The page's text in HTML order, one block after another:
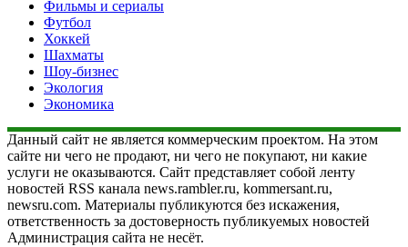
Фильмы и сериалы
Футбол
Хоккей
Шахматы
Шоу-бизнес
Экология
Экономика
Данный сайт не является коммерческим проектом. На этом
сайте ни чего не продают, ни чего не покупают, ни какие
услуги не оказываются. Сайт представляет собой ленту
новостей RSS канала news.rambler.ru, kommersant.ru,
newsru.com. Материалы публикуются без искажения,
ответственность за достоверность публикуемых новостей
Администрация сайта не несёт.